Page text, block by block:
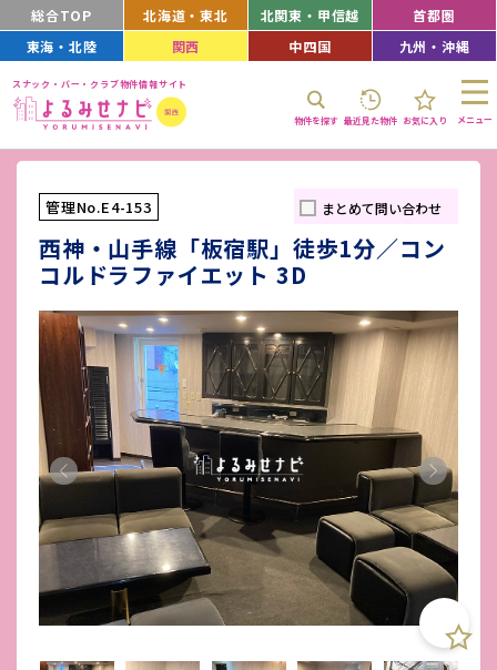
総合TOP 北海道・東北 北関東・甲信越
首都圏
東海・北陸
関西 中四国 九州・沖縄
スナック・バー・クラブ物件情報サイト
物件を探す 最近見た物件 お気に入り メニュー
管理No.E4-153 まとめて問い合わせ
西神・山手線「板宿駅」徒歩1分／コン
コルドラファイエット 3D